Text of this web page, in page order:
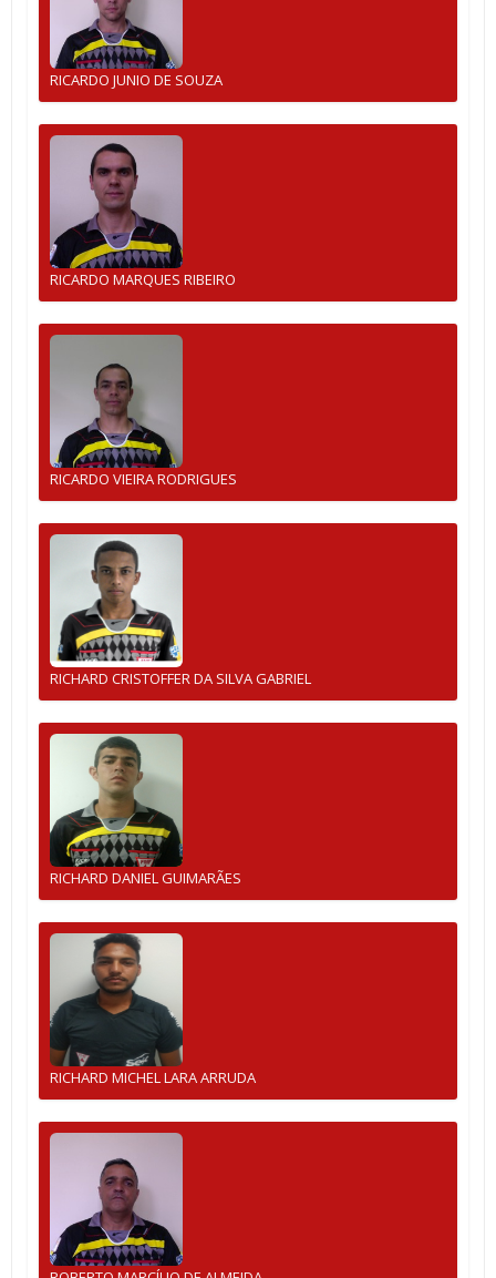
RICARDO JUNIO DE SOUZA
RICARDO MARQUES RIBEIRO
RICARDO VIEIRA RODRIGUES
RICHARD CRISTOFFER DA SILVA GABRIEL
RICHARD DANIEL GUIMARÃES
RICHARD MICHEL LARA ARRUDA